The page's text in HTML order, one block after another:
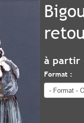
à partir
Format :